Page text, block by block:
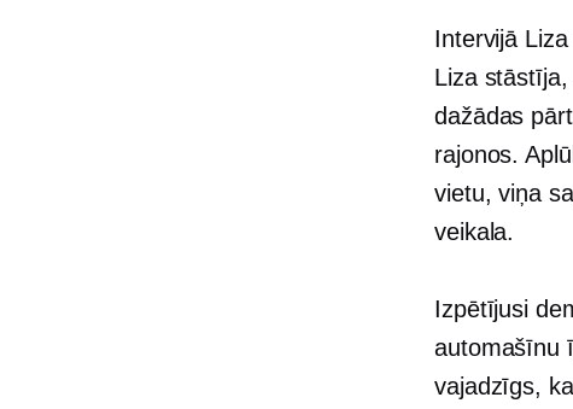
Intervijā
Liza
dažādas
rajonos.
vietu, viņa
veikala.
Izpētījusi
automašīnu
vajadzīgs,